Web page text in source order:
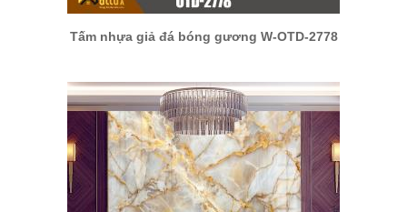
Tấm nhựa giả đá bóng gương W-OTD-2778